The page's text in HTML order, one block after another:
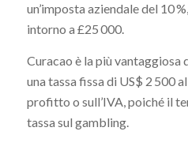
un’imposta aziendale del 10
intorno a £25 000.
Curacao è la più vantaggiosa
una tassa fissa di US$ 2 500
profitto o sull’IVA, poiché il
tassa sul gambling.